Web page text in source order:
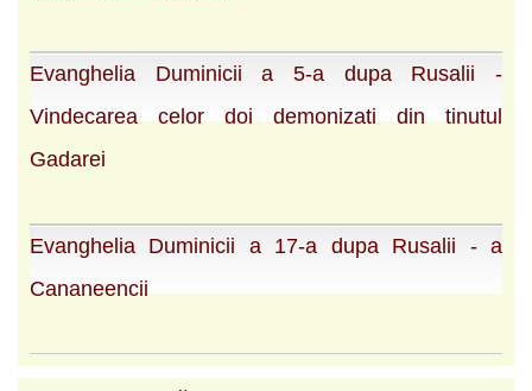
Evanghelia Duminicii a 5-a dupa Rusalii -
Vindecarea celor doi demonizati din tinutul
Gadarei
Evanghelia Duminicii a 17-a dupa Rusalii - a
Cananeencii